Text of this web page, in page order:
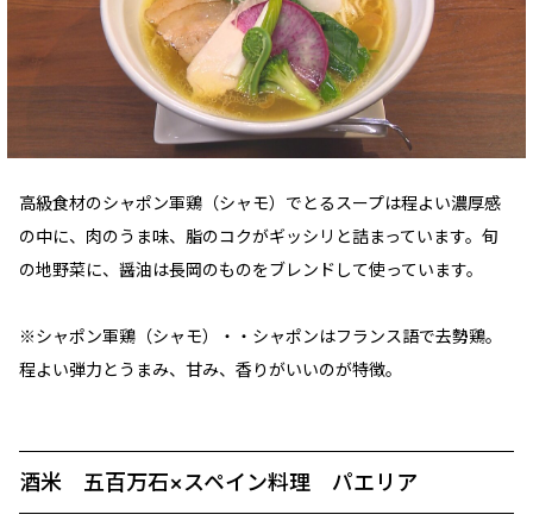
高級食材のシャポン軍鶏（シャモ）でとるスープは程よい濃厚感
の中に、肉のうま味、脂のコクがギッシリと詰まっています。旬
の地野菜に、醤油は長岡のものをブレンドして使っています。
※シャポン軍鶏（シャモ）・・シャポンはフランス語で去勢鶏。
程よい弾力とうまみ、甘み、香りがいいのが特徴。
酒米 五百万石×スペイン料理 パエリア